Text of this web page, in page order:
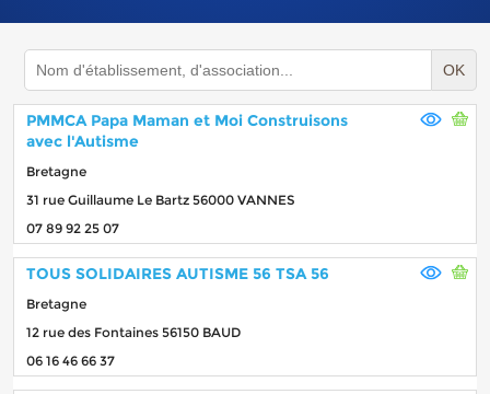
OK
PMMCA Papa Maman et Moi Construisons
avec l'Autisme
Bretagne
31 rue Guillaume Le Bartz 56000 VANNES
07 89 92 25 07
TOUS SOLIDAIRES AUTISME 56 TSA 56
Bretagne
12 rue des Fontaines 56150 BAUD
06 16 46 66 37